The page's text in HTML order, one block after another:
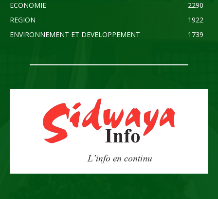
ECONOMIE
2290
REGION
1922
ENVIRONNEMENT ET DEVELOPPEMENT
1739